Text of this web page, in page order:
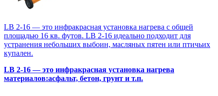
LB 2-16 — это инфракрасная установка нагрева с общей
площадью 16 кв. футов. LB 2-16 идеально подходит для
устранения небольших выбоин, масляных пятен или птичьих
купален.
LB 2-16 — это инфракрасная установка нагрева
материалов:асфальт, бетон, грунт и т.п.